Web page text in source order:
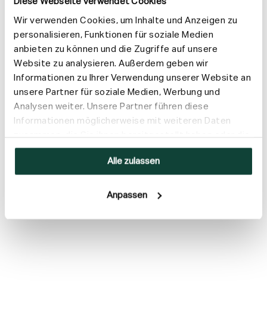
Wir verwenden Cookies, um Inhalte und Anzeigen zu
personalisieren, Funktionen für soziale Medien
anbieten zu können und die Zugriffe auf unsere
Website zu analysieren. Außerdem geben wir
Informationen zu Ihrer Verwendung unserer Website an
unsere Partner für soziale Medien, Werbung und
Analysen weiter. Unsere Partner führen diese
Informationen möglicherweise mit weiteren Daten
sie im Rahmen Ihrer Nutzung der Dienste gesammelt
Alle zulassen
Anpassen
Von der Vegan Society zertifiziert
Inhaltsstoffe
Versand & Rückgabe